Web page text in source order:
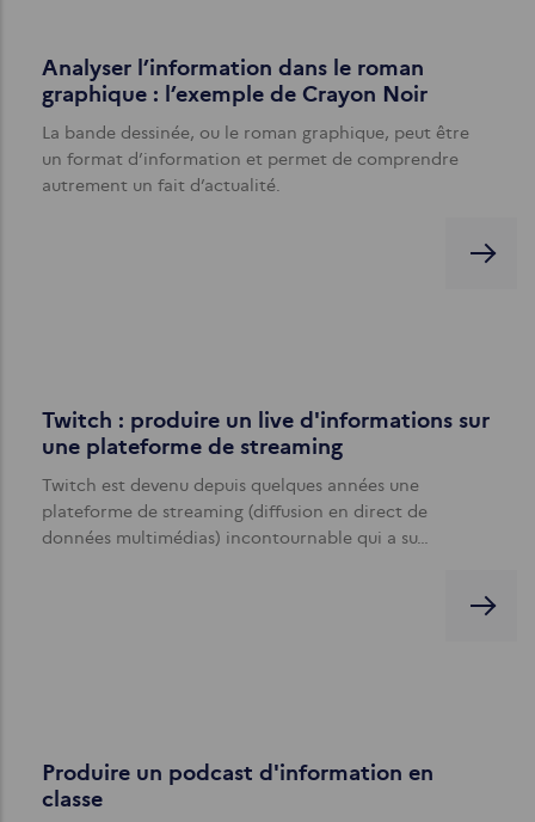
Analyser l’information dans le roman
graphique : l’exemple de Crayon Noir
La bande dessinée, ou le roman graphique, peut être
un format d’information et permet de comprendre
autrement un fait d’actualité.
Twitch : produire un live d'informations sur
une plateforme de streaming
Twitch est devenu depuis quelques années une
plateforme de streaming (diffusion en direct de
données multimédias) incontournable qui a su…
Produire un podcast d'information en
classe